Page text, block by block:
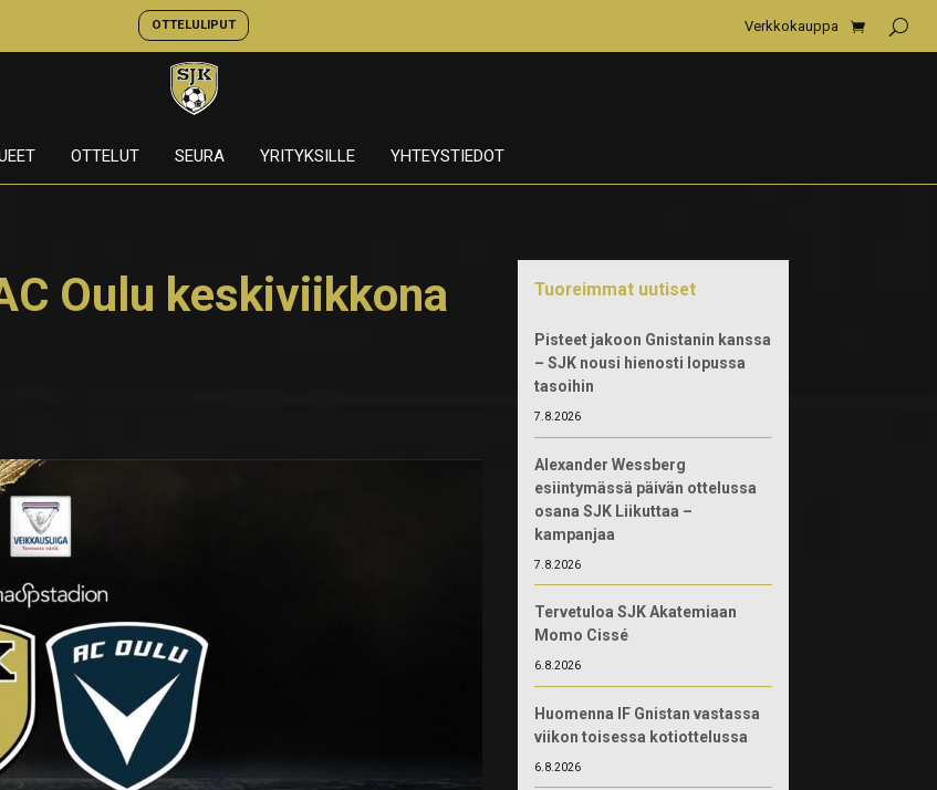
OTTELULIPUT Verkkokauppa
OTTELUT SEURA YRITYKSILLE YHTEYSTIEDOT
Oulu keskiviikkona
Tuoreimmat uutiset
Pisteet jakoon Gnistanin kanssa
– SJK nousi hienosti lopussa
tasoihin
7.8.2026
Alexander Wessberg
esiintymässä päivän ottelussa
osana SJK Liikuttaa –
kampanjaa
7.8.2026
Tervetuloa SJK Akatemiaan
Momo Cissé
6.8.2026
Huomenna IF Gnistan vastassa
viikon toisessa kotiottelussa
6.8.2026